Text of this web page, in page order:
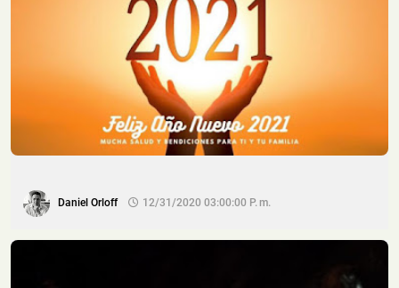
Daniel Orloff 12/31/2020 03:00:00 P. M.